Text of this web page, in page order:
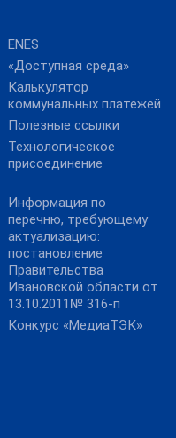
ENES
«Доступная среда»
Калькулятор
коммунальных платежей
Полезные ссылки
Технологическое
присоединение
Информация по
перечню, требующему
актуализацию:
постановление
Правительства
Ивановской области от
13.10.2011№ 316-п
Конкурс «МедиаТЭК»